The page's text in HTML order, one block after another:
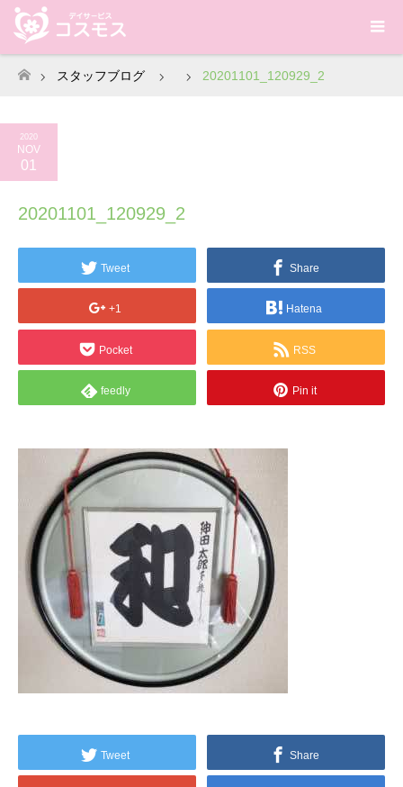
ホーム
スタッフブログ 20201101_120929_2
2020
NOV
01
20201101_120929_2
Tweet Share
+1 Hatena
Pocket RSS
feedly Pin it
Tweet Share